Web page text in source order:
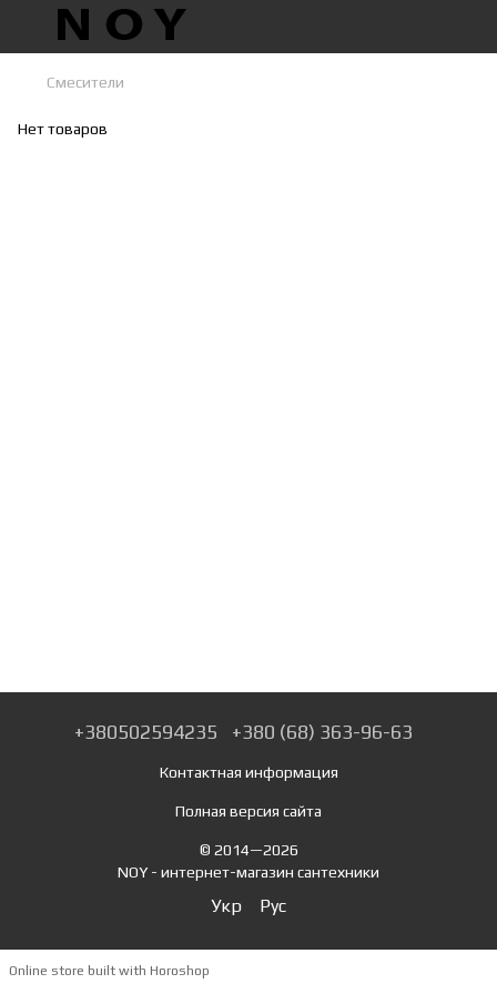
Смесители
Нет товаров
+380502594235 +380 (68) 363-96-63
Контактная информация
Полная версия сайта
© 2014—2026
NOY - интернет-магазин сантехники
Укр Рус
Online store built with Horoshop